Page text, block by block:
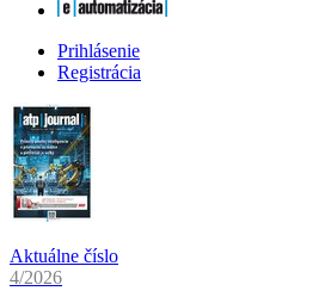
Prihlásenie
Registrácia
Aktuálne číslo
4/2026